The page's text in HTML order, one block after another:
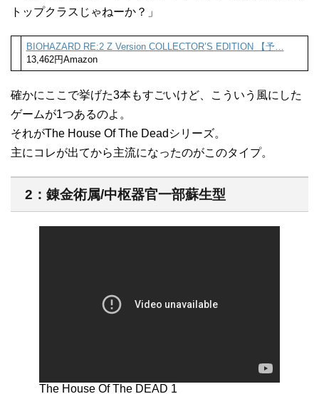
トップクラスじゃねーか？」
BIOHAZARD RE:2 Z Version COLLECTOR’S EDITION 【予…
13,462円Amazon
確かにここで挙げた3本もすごいけど、こういう風にした
ゲームが1つあるのよ。
それがThe House Of The Deadシリーズ。
主にコレが出てから主流になったのがこのタイプ。
2：錬金術属/中枢器官一部蘇生型
The House Of The DEAD 1